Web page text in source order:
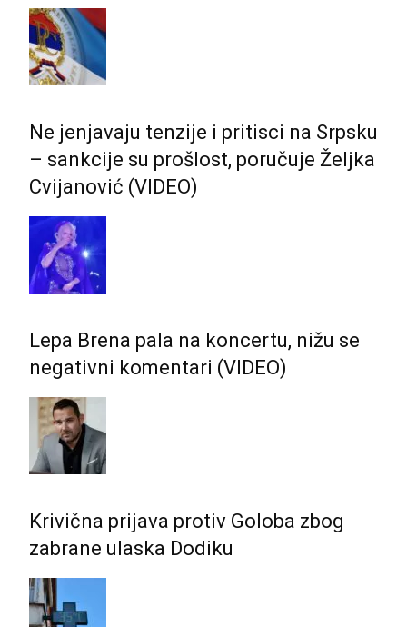
Ne jenjavaju tenzije i pritisci na Srpsku
– sankcije su prošlost, poručuje Željka
Cvijanović (VIDEO)
Lepa Brena pala na koncertu, nižu se
negativni komentari (VIDEO)
Krivična prijava protiv Goloba zbog
zabrane ulaska Dodiku